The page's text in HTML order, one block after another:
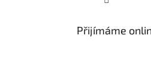
Přijímáme